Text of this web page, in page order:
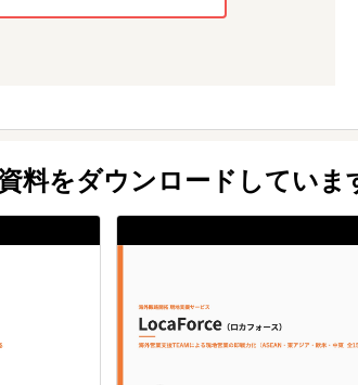
料をダウンロードしていま